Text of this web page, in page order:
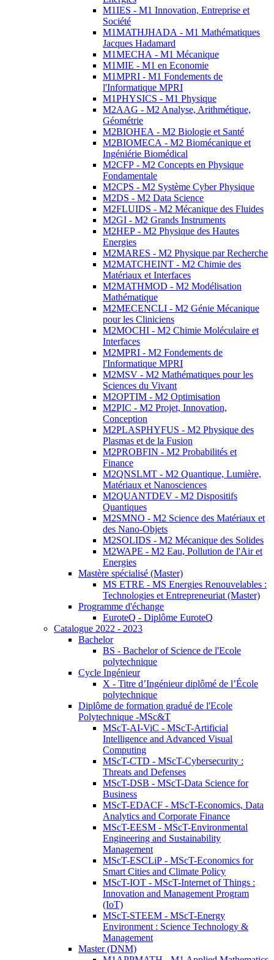
M1IES - M1 Innovation, Entreprise et
Société
M1MATHJHADA - M1 Mathématiques
Jacques Hadamard
M1MECHA - M1 Mécanique
M1MIE - M1 en Economie
M1MPRI - M1 Fondements de
l'Informatique MPRI
M1PHYSICS - M1 Physique
M2AAG - M2 Analyse, Arithmétique,
Géométrie
M2BIOHEA - M2 Biologie et Santé
M2BIOMECA - M2 Biomécanique et
Ingéniérie Biomédical
M2CFP - M2 Concepts en Physique
Fondamentale
M2CPS - M2 Système Cyber Physique
M2DS - M2 Data Science
M2FLUIDS - M2 Mécanique des Fluides
M2GI - M2 Grands Instruments
M2HEP - M2 Physique des Hautes
Energies
M2MARES - M2 Physique par Recherche
M2MATCHEINT - M2 Chimie des
Matériaux et Interfaces
M2MATHMOD - M2 Modélisation
Mathématique
M2MECENCLI - M2 Génie Mécanique
pour les Cliniciens
M2MOCHI - M2 Chimie Moléculaire et
Interfaces
M2MPRI - M2 Fondements de
l'Informatique MPRI
M2MSV - M2 Mathématiques pour les
Sciences du Vivant
M2OPTIM - M2 Optimisation
M2PIC - M2 Projet, Innovation,
Conception
M2PLASPHYFUS - M2 Physique des
Plasmas et de la Fusion
M2PROBFIN - M2 Probabilités et
Finance
M2QNSLMT - M2 Quantique, Lumière,
Matériaux et Nanosciences
M2QUANTDEV - M2 Dispositifs
Quantiques
M2SMNO - M2 Science des Matériaux et
des Nano-Objets
M2SOLIDS - M2 Mécanique des Solides
M2WAPE - M2 Eau, Pollution de l'Air et
Energies
Mastère spécialisé (Master)
MS ETRE - MS Energies Renouvelables :
Technologies et Entrepreneuriat (Master)
Programme d'échange
EuroteQ - Diplôme EuroteQ
Catalogue 2022 - 2023
Bachelor
BS - Bachelor of Science de l'Ecole
polytechnique
Cycle Ingénieur
X - Titre d’Ingénieur diplômé de l’École
polytechnique
Diplôme de formation gradué de l'Ecole
Polytechnique -MSc&T
MScT-AI-ViC - MScT-Artificial
Intelligence and Advanced Visual
Computing
MScT-CTD - MScT-Cybersecurity :
Threats and Defenses
MScT-DSB - MScT-Data Science for
Business
MScT-EDACF - MScT-Economics, Data
Analytics and Corporate Finance
MScT-EESM - MScT-Environmental
Engineering and Sustainability
Management
MScT-ESCLiP - MScT-Economics for
Smart Cities and Climate Policy
MScT-IOT - MScT-Internet of Things :
Innovation and Management Program
(IoT)
MScT-STEEM - MScT-Energy
Environment : Science Technology &
Management
Master (DNM)